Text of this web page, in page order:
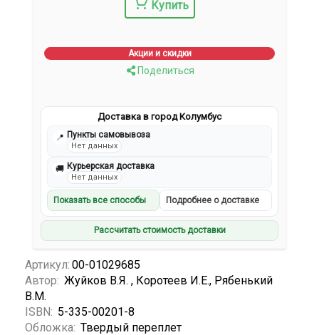
Купить
Акции и скидки
Поделиться
Доставка в город Колумбус
📍 Пункты самовывоза
Нет данных
🚚 Курьерская доставка
Нет данных
Показать все способы Подробнее о доставке
Рассчитать стоимость доставки
Артикул: 00-01029685
Автор: Жуйков В.Я. , Коротеев И.Е., Рябенький
В.М.
ISBN: 5-335-00201-8
Обложка: Твердый переплет